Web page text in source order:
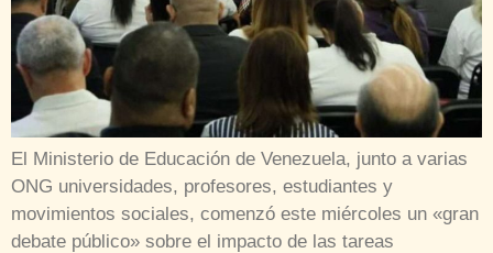
El Ministerio de Educación de Venezuela, junto a varias
ONG universidades, profesores, estudiantes y
movimientos sociales, comenzó este miércoles un «gran
debate público» sobre el impacto de las tareas